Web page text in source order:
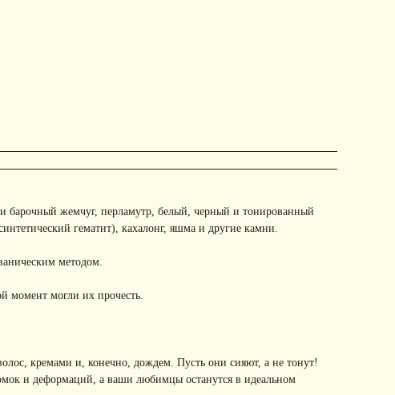
барочный жемчуг, перламутр, белый, черный и тонированный
гематит), кахалонг, яшма и другие камни.
методом.
момент могли их прочесть.
кремами и, конечно, дождем. Пусть они сияют, а не тонут!
и деформаций, а ваши любимцы останутся в идеальном